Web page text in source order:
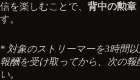
信を楽しむことで、 背中の勲章
す。
* 対象のストリーマーを3時間
報酬を受け取ってから、次の
い。